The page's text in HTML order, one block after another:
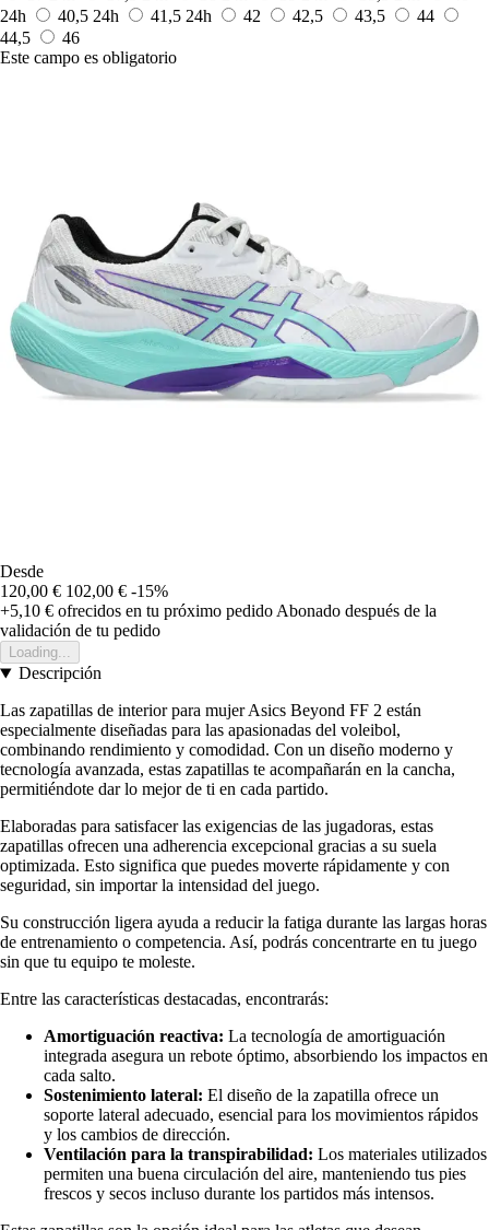
24h
40,5 24h 41,5 24h 42 42,5 43,5
44
44,5
46
Este campo es obligatorio
Desde
120,00 € 102,00 € -15%
+5,10 € ofrecidos en tu próximo pedido Abonado después de la
validación de tu pedido
Loading...
Descripción
Las zapatillas de interior para mujer Asics Beyond FF 2 están
especialmente diseñadas para las apasionadas del voleibol,
combinando rendimiento y comodidad. Con un diseño moderno y
tecnología avanzada, estas zapatillas te acompañarán en la cancha,
permitiéndote dar lo mejor de ti en cada partido.
Elaboradas para satisfacer las exigencias de las jugadoras, estas
zapatillas ofrecen una adherencia excepcional gracias a su suela
optimizada. Esto significa que puedes moverte rápidamente y con
seguridad, sin importar la intensidad del juego.
Su construcción ligera ayuda a reducir la fatiga durante las largas horas
de entrenamiento o competencia. Así, podrás concentrarte en tu juego
sin que tu equipo te moleste.
Entre las características destacadas, encontrarás:
Amortiguación reactiva: La tecnología de amortiguación
integrada asegura un rebote óptimo, absorbiendo los impactos en
cada salto.
Sostenimiento lateral: El diseño de la zapatilla ofrece un
soporte lateral adecuado, esencial para los movimientos rápidos
y los cambios de dirección.
Ventilación para la transpirabilidad: Los materiales utilizados
permiten una buena circulación del aire, manteniendo tus pies
frescos y secos incluso durante los partidos más intensos.